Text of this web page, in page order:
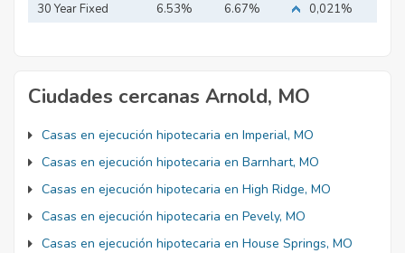
30 Year Fixed
6.53% 6.67% 0,021%
Ciudades cercanas Arnold, MO
Casas en ejecución hipotecaria en Imperial, MO
Casas en ejecución hipotecaria en Barnhart, MO
Casas en ejecución hipotecaria en High Ridge, MO
Casas en ejecución hipotecaria en Pevely, MO
Casas en ejecución hipotecaria en House Springs, MO